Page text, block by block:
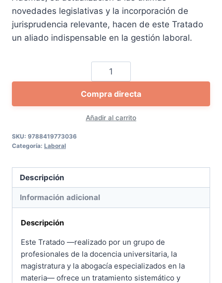
novedades legislativas y la incorporación de
jurisprudencia relevante, hacen de este Tratado
un aliado indispensable en la gestión laboral.
Tratado
práctico
modalidades
contratación
laboral
Añadir al carrito
Compra directa
SKU: 9788419773036
Categoría: Laboral
Descripción
Información adicional
Descripción
Este Tratado —realizado por un grupo de
profesionales de la docencia universitaria, la
magistratura y la abogacía especializados en la
materia— ofrece un tratamiento sistemático y